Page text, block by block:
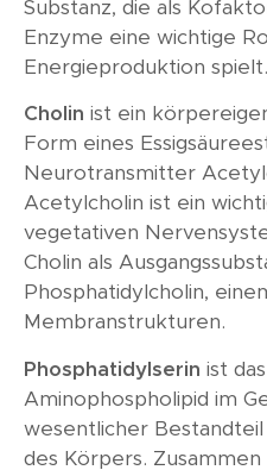
Substanz, die als
Enzyme eine wichtige
Energieproduktion spielt.
Cholin ist ein
Form eines
Neurotransmitter
Acetylcholin ist ein
vegetativen
Cholin als
Phosphatidylcholin,
Membranstrukturen.
Phosphatidylserin ist
Aminophospholipid im
wesentlicher
des Körpers.